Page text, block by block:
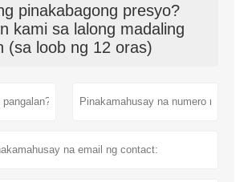
pinakabagong presyo?
kami sa lalong madaling
(sa loob ng 12 oras)